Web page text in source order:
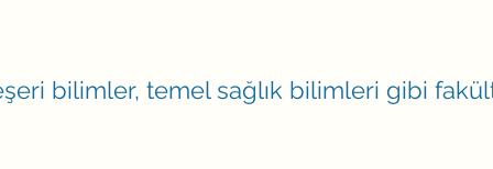
bilimler, temel sağlık bilimleri gibi